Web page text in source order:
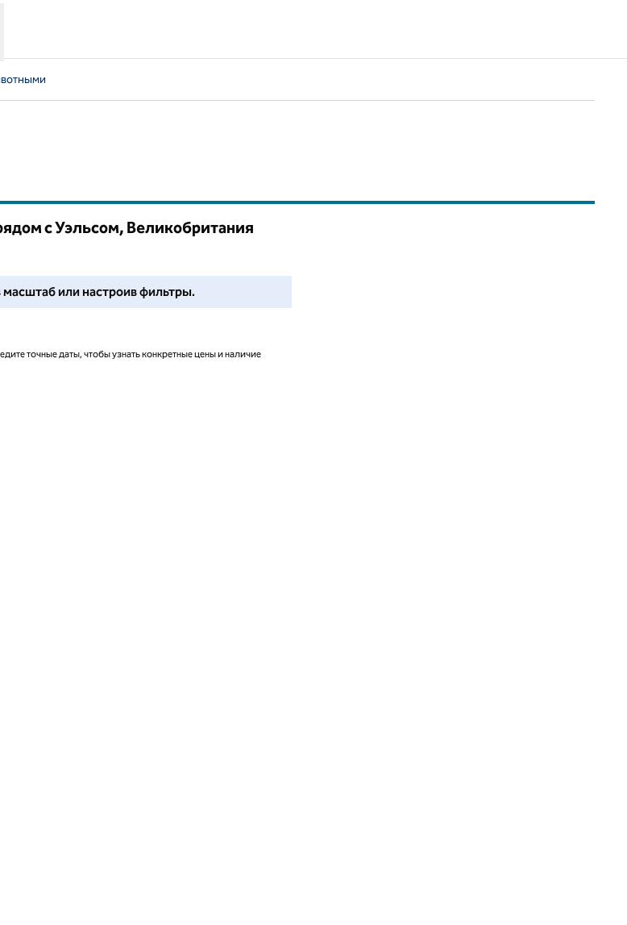
с Уэльсом, Великобритания
или попробуйте поменять масштаб, чтобы увидеть больше результатов.
масштаб или настроив фильтры.
точные даты, чтобы узнать конкретные цены и наличие